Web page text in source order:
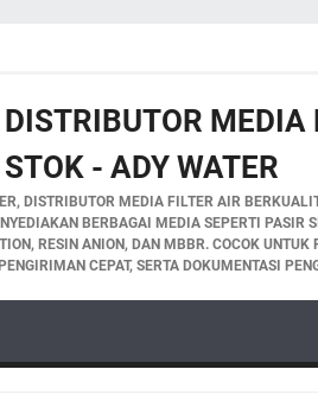
- ADY WATER
DISTRIBUTOR MEDIA FILTER AIR
BERBAGAI MEDIA SEPERTI PASIR
RESIN ANION, DAN MBBR. COCOK
CEPAT, SERTA DOKUMENTASI